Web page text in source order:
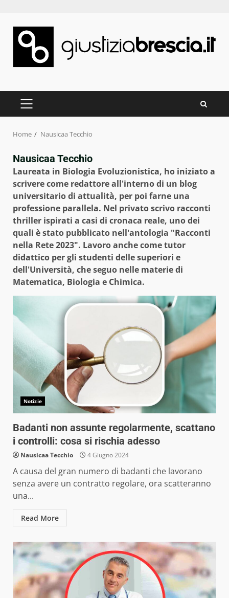
content
PRIMARY
Home Nausicaa Tecchio
Nausicaa Tecchio
Laureata in Biologia Evoluzionistica, ho iniziato a
scrivere come redattore all'interno di un blog
universitario di attualità, per poi farne una
professione parallela. Nel privato scrivo racconti
thriller ispirati a casi di cronaca reale, uno dei
quali è stato pubblicato nell'antologia "Racconti
nella Rete 2023". Lavoro anche come tutor
didattico per gli studenti delle superiori e
dell'Università, che seguo nelle materie di
Matematica, Biologia e Chimica.
Notizie
Badanti non assunte regolarmente, scattano
i controlli: cosa si rischia adesso
Nausicaa Tecchio 4 Giugno 2024
A causa del gran numero di badanti che lavorano
senza avere un contratto regolare, ora scatteranno
una...
Read More